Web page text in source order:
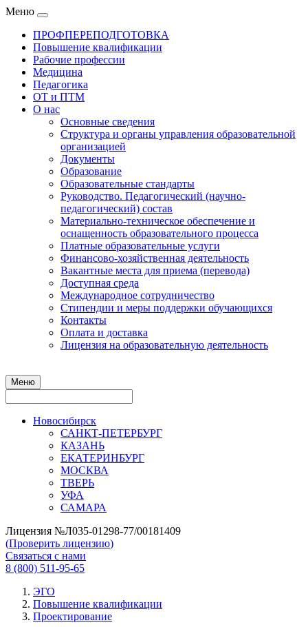
Меню
ПРОФПЕРЕПОДГОТОВКА
Повышение квалификации
Рабочие профессии
Медицина
Педагогика
ОТ и ПТМ
О нас
Основные сведения
Структура и органы управления образовательной
организацией
Документы
Образование
Образовательные стандарты
Руководство. Педагогический (научно-
педагогический) состав
Материально-техническое обеспечение и
оснащенность образовательного процесса
Платные образовательные услуги
Финансово-хозяйственная деятельность
Вакантные места для приема (перевода)
Доступная среда
Международное сотрудничество
Стипендии и меры поддержки обучающихся
Контакты
Оплата и доставка
Лицензия на образовательную деятельность
Меню
Новосибирск
САНКТ-ПЕТЕРБУРГ
КАЗАНЬ
ЕКАТЕРИНБУРГ
МОСКВА
ТВЕРЬ
УФА
САМАРА
Лицензия №Л035-01298-77/00181409
(Проверить лицензию)
Связаться с нами
8 (800) 511-95-65
ЭГО
Повышение квалификации
Проектирование